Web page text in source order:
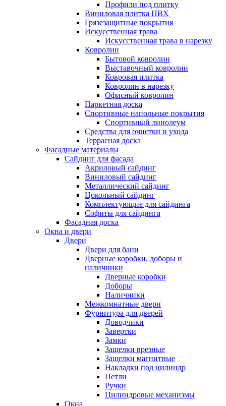
Профили под плитку
Виниловая плитка ПВХ
Грязезащитные покрытия
Искусственная трава
Искусственная трава в нарезку
Ковролин
Бытовой ковролин
Выставочный ковролин
Ковровая плитка
Ковролин в нарезку
Офисный ковролин
Паркетная доска
Спортивные напольные покрытия
Спортивный линолеум
Средства для очистки и ухода
Террасная доска
Фасадные материалы
Сайдинг для фасада
Акриловый сайдинг
Виниловый сайдинг
Металлический сайдинг
Цокольный сайдинг
Комплектующие для сайдинга
Софиты для сайдинга
Фасадная доска
Окна и двери
Двери
Двери для бани
Дверные коробки, доборы и
наличники
Дверные коробки
Доборы
Наличники
Межкомнатные двери
Фурнитура для дверей
Доводчики
Завертки
Замки
Защелки врезные
Защелки магнитные
Накладки под цилиндр
Петли
Ручки
Цилиндровые механизмы
Окна